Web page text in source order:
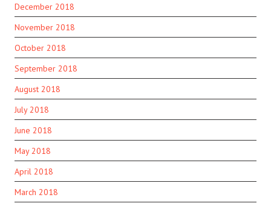
December 2018
November 2018
October 2018
September 2018
August 2018
July 2018
June 2018
May 2018
April 2018
March 2018